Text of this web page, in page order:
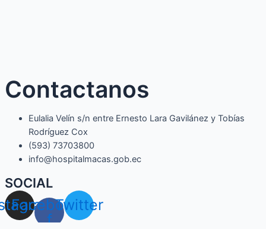
Contactanos
Eulalia Velín s/n entre Ernesto Lara Gavilánez y Tobías
Rodríguez Cox
(593) 73703800​
info@hospitalmacas.gob.ec
SOCIAL
Facebook-
f
Twitter